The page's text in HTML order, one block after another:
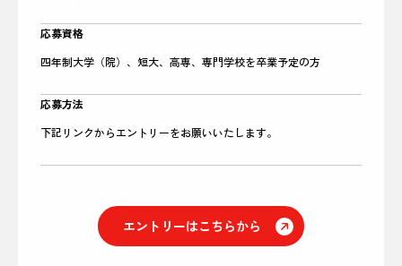
応募資格
四年制大学（院）、短大、高専、専門学校を卒業予定の方
応募方法
下記リンクからエントリーをお願いいたします。
エントリーはこちらから